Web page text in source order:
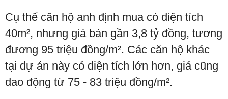
Cụ thể căn hộ anh định mua có diện tích
40m², nhưng giá bán gần 3,8 tỷ đồng, tương
đương 95 triệu đồng/m². Các căn hộ khác
tại dự án này có diện tích lớn hơn, giá cũng
dao động từ 75 - 83 triệu đồng/m².